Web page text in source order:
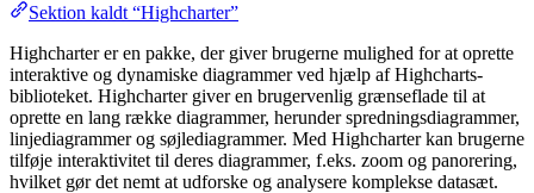
Sektion kaldt “Highcharter”
Highcharter er en pakke, der giver brugerne mulighed for at oprette
interaktive og dynamiske diagrammer ved hjælp af Highcharts-
biblioteket. Highcharter giver en brugervenlig grænseflade til at
oprette en lang række diagrammer, herunder spredningsdiagrammer,
linjediagrammer og søjlediagrammer. Med Highcharter kan brugerne
tilføje interaktivitet til deres diagrammer, f.eks. zoom og panorering,
hvilket gør det nemt at udforske og analysere komplekse datasæt.